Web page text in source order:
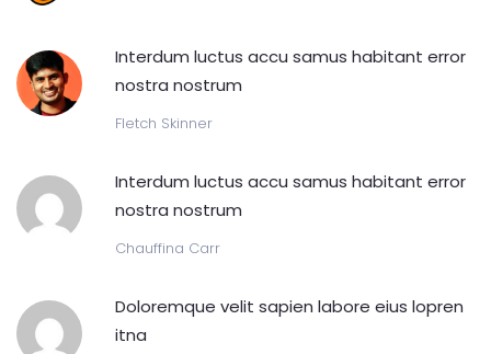
Interdum luctus accu samus habitant error
nostra nostrum
Fletch Skinner
Interdum luctus accu samus habitant error
nostra nostrum
Chauffina Carr
Doloremque velit sapien labore eius lopren
itna